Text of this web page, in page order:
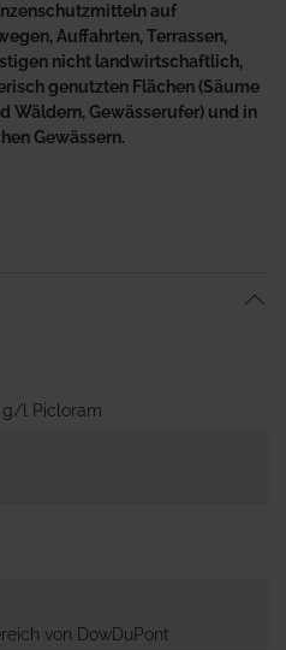
auf
Auffahrten, Terrassen,
nicht landwirtschaftlich,
genutzten Flächen (Säume
Wäldern, Gewässerufer) und in
Gewässern.
g/l Picloram
von DowDuPont